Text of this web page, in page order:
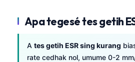
Apa tegesé tes getih
A tes getih ESR sing kurang
rate cedhak nol, umume 0-2